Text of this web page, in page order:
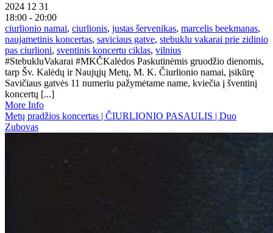
2024 12 31
18:00 - 20:00
ciurlionio namai, ciurlionis, justas šervenikas, marcelis beekmanas,
naujametinis koncertas, saviciaus gatve, stebuklu vakarai prie zidinio
pas ciurlioni, sventinis koncertu ciklas, vilnius
#StebukluVakarai #MKČKalėdos Paskutinėmis gruodžio dienomis,
tarp Šv. Kalėdų ir Naujųjų Metų, M. K. Čiurlionio namai, įsikūrę
Savičiaus gatvės 11 numeriu pažymėtame name, kviečia į šventinį
koncertų [...]
More Info
Metų pradžios koncertas | ČIURLIONIO PASAULIS | Duo
Zubovas